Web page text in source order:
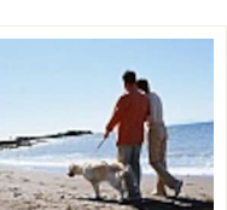
というとき、２人で
婦が歩調を合わせ
いる横で、もう片方の
いますからね。